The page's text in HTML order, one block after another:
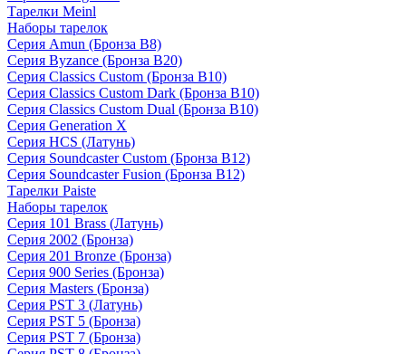
Тарелки Meinl
Наборы тарелок
Серия Amun (Бронза B8)
Серия Byzance (Бронза B20)
Серия Classics Custom (Бронза B10)
Серия Classics Custom Dark (Бронза B10)
Серия Classics Custom Dual (Бронза B10)
Серия Generation X
Серия HCS (Латунь)
Серия Soundcaster Custom (Бронза B12)
Серия Soundcaster Fusion (Бронза B12)
Тарелки Paiste
Наборы тарелок
Серия 101 Brass (Латунь)
Серия 2002 (Бронза)
Серия 201 Bronze (Бронза)
Серия 900 Series (Бронза)
Серия Masters (Бронза)
Серия PST 3 (Латунь)
Серия PST 5 (Бронза)
Серия PST 7 (Бронза)